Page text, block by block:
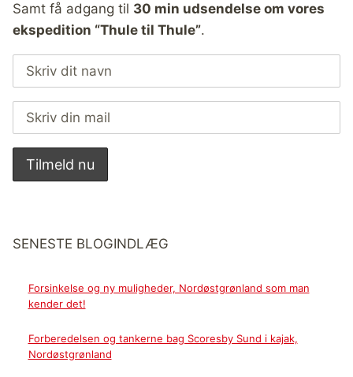
Samt få adgang til 30 min udsendelse om vores
ekspedition “Thule til Thule”.
SENESTE BLOGINDLÆG
Forsinkelse og ny muligheder, Nordøstgrønland som man
kender det!
Forberedelsen og tankerne bag Scoresby Sund i kajak,
Nordøstgrønland